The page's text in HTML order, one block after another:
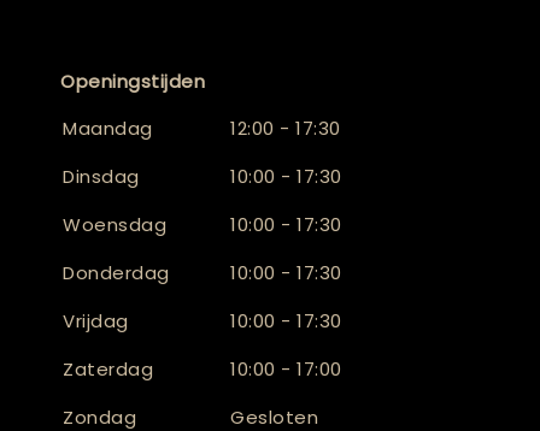
Openingstijden
Maandag
12:00 - 17:30
Dinsdag
10:00 - 17:30
Woensdag
10:00 - 17:30
Donderdag
10:00 - 17:30
Vrijdag
10:00 - 17:30
Zaterdag
10:00 - 17:00
Zondag
Gesloten